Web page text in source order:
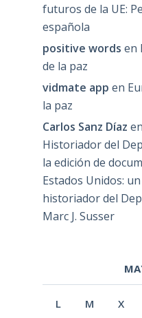
futuros de la UE:
española
positive words en
de la paz
vidmate app en
la paz
Carlos Sanz Díaz en
Historiador del
la edición de
Estados Unidos:
historiador del
Marc J. Susser
L M X